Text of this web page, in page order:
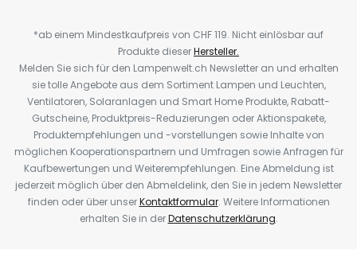
*ab einem Mindestkaufpreis von CHF 119. Nicht einlösbar auf
Produkte dieserHersteller.
Melden Sie sich für den Lampenwelt.ch Newsletter an und erhalten
sie tolle Angebote aus dem Sortiment Lampen und Leuchten,
Ventilatoren, Solaranlagen und Smart Home Produkte, Rabatt-
Gutscheine, Produktpreis-Reduzierungen oder Aktionspakete,
Produktempfehlungen und -vorstellungen sowie Inhalte von
möglichen Kooperationspartnern und Umfragen sowie Anfragen für
Kaufbewertungen und Weiterempfehlungen. Eine Abmeldung ist
jederzeit möglich über den Abmeldelink, den Sie in jedem Newsletter
finden oder über unserKontaktformular. Weitere Informationen
erhalten Sie in derDatenschutzerklärung.